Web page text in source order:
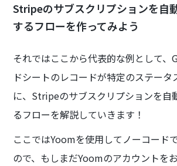
Stripeのサブスクリプションを自
するフローを作ってみよう
それではここから代表的な例として、
ドシートのレコードが特定のステー
に、Stripeのサブスクリプションを自
るフローを解説していきます！
ここではYoomを使用してノーコード
ので、もしまだYoomのアカウントを